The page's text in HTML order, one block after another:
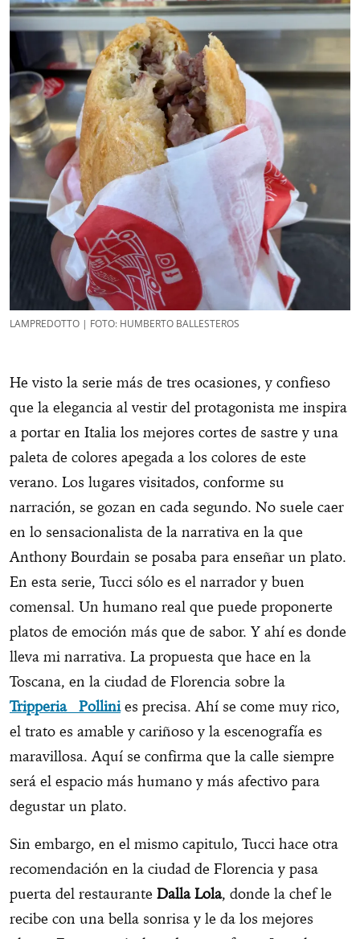
LAMPREDOTTO | FOTO: HUMBERTO BALLESTEROS
He visto la serie más de tres ocasiones, y confieso
que la elegancia al vestir del protagonista me inspira
a portar en Italia los mejores cortes de sastre y una
paleta de colores apegada a los colores de este
verano. Los lugares visitados, conforme su
narración, se gozan en cada segundo. No suele caer
en lo sensacionalista de la narrativa en la que
Anthony Bourdain se posaba para enseñar un plato.
En esta serie, Tucci sólo es el narrador y buen
comensal. Un humano real que puede proponerte
platos de emoción más que de sabor. Y ahí es donde
lleva mi narrativa. La propuesta que hace en la
Toscana, en la ciudad de Florencia sobre la
Tripperia Pollini es precisa. Ahí se come muy rico,
el trato es amable y cariñoso y la escenografía es
maravillosa. Aquí se confirma que la calle siempre
será el espacio más humano y más afectivo para
degustar un plato.
Sin embargo, en el mismo capitulo, Tucci hace otra
recomendación en la ciudad de Florencia y pasa
puerta del restaurante Dalla Lola, donde la chef le
recibe con una bella sonrisa y le da los mejores